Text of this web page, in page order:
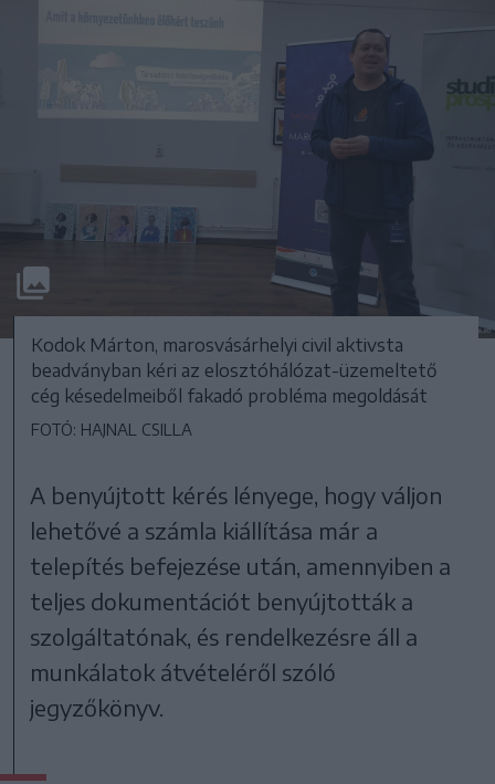
Kodok Márton, marosvásárhelyi civil aktivsta
beadványban kéri az elosztóhálózat-üzemeltető
cég késedelmeiből fakadó probléma megoldását
FOTÓ: HAJNAL CSILLA
A benyújtott kérés lényege, hogy váljon
lehetővé a számla kiállítása már a
telepítés befejezése után, amennyiben a
teljes dokumentációt benyújtották a
szolgáltatónak, és rendelkezésre áll a
munkálatok átvételéről szóló
jegyzőkönyv.